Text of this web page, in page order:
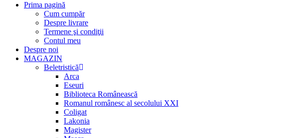
Prima pagină
Cum cumpăr
Despre livrare
Termene şi condiţii
Contul meu
Despre noi
MAGAZIN
Beletristică
Arca
Eseuri
Biblioteca Românească
Romanul românesc al secolului XXI
Coligat
Lakonia
Magister